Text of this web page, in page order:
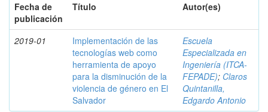
Fecha de
publicación
Título Autor(es)
2019-01
Implementación de las
tecnologías web como
herramienta de apoyo
para la disminución de la
violencia de género en El
Salvador
Escuela
Especializada en
Ingeniería (ITCA-
FEPADE); Claros
Quintanilla,
Edgardo Antonio